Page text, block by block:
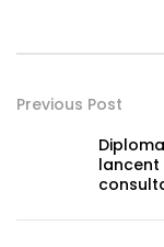
Previous Post
lancent